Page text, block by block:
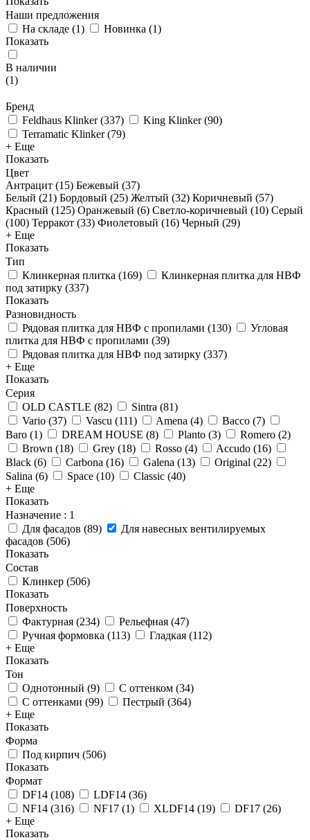
Наши предложения
На складе (1) Новинка (1)
Показать
В наличии
(1)
Бренд
Feldhaus Klinker(337) King Klinker(90)
Terramatic Klinker(79)
+ Еще
Показать
Цвет
Антрацит (15) Бежевый (37)
Белый (21) Бордовый (25) Желтый (32) Коричневый (57)
Красный (125) Оранжевый (6) Светло-коричневый (10) Серый
(100) Терракот (33) Фиолетовый (16) Черный (29)
+ Еще
Показать
Тип
Клинкерная плитка (169)
Клинкерная плитка для НВФ
под затирку (337)
Показать
Разновидность
Рядовая плитка для НВФ с пропилами (130)
Угловая
плитка для НВФ с пропилами (39)
Рядовая плитка для НВФ под затирку (337)
+ Еще
Показать
Серия
OLD CASTLE (82) Sintra (81)
Vario (37) Vascu (111) Amena (4) Bacco (7)
Baro (1) DREAM HOUSE (8) Planto (3) Romero (2)
Brown (18) Grey (18) Rosso (4) Accudo (16)
Black (6) Carbona (16) Galena (13) Original (22)
Salina (6) Space (10) Classic (40)
+ Еще
Показать
Назначение : 1
Для фасадов (89)
Для навесных вентилируемых
фасадов (506)
Показать
Состав
Клинкер (506)
Показать
Поверхность
Фактурная (234) Рельефная (47)
Ручная формовка (113) Гладкая (112)
+ Еще
Показать
Тон
Однотонный (9) С оттенком (34)
С оттенками (99) Пестрый (364)
+ Еще
Показать
Форма
Под кирпич (506)
Показать
Формат
DF14 (108) LDF14 (36)
NF14 (316) NF17 (1) XLDF14 (19) DF17 (26)
+ Еще
Показать